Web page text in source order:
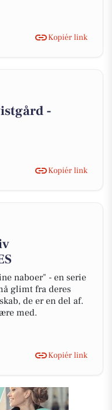
Kopiér link
-
Kopiér link
naboer" - en serie
glimt fra deres
de er en del af.
med.
Kopiér link